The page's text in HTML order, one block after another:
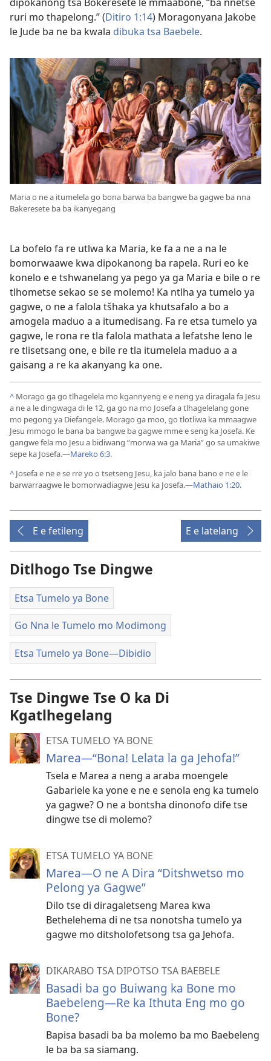
ruri mo thapelong.” (Ditiro 1:14) Moragonyana Jakobe
le Jude ba ne ba kwala dibuka tsa Baebele.
Maria o ne a itumelela go bona barwa ba bangwe ba gagwe ba nna
Bakeresete ba ba ikanyegang
La bofelo fa re utlwa ka Maria, ke fa a ne a na le
bomorwaawe kwa dipokanong ba rapela. Ruri eo ke
konelo e e tshwanelang ya pego ya ga Maria e bile o re
tlhometse sekao se se molemo! Ka ntlha ya tumelo ya
gagwe, o ne a falola tšhaka ya khutsafalo a bo a
amogela maduo a a itumedisang. Fa re etsa tumelo ya
gagwe, le rona re tla falola mathata a lefatshe leno le
re tlisetsang one, e bile re tla itumelela maduo a a
gaisang a re ka akanyang ka one.
^ Morago ga go tlhagelela mo kgannyeng e e neng ya diragala fa Jesu
a ne a le dingwaga di le 12, ga go na mo Josefa a tlhagelelang gone
mo pegong ya Diefangele. Morago ga moo, go tlotliwa ka mmaagwe
Jesu mmogo le bana ba bangwe ba gagwe mme e seng ka Josefa. Ke
gangwe fela mo Jesu a bidiwang “morwa wa ga Maria” go sa umakiwe
sepe ka Josefa.—Mareko 6:3.
^ Josefa e ne e se rre yo o tsetseng Jesu, ka jalo bana bano e ne e le
barwarraagwe le bomorwadiagwe Jesu ka Josefa.—Mathaio 1:20.
E e fetileng E e latelang
Ditlhogo Tse Dingwe
Etsa Tumelo ya Bone
Go Nna le Tumelo mo Modimong
Etsa Tumelo ya Bone​—Dibidio
Tse Dingwe Tse O ka Di
Kgatlhegelang
ETSA TUMELO YA BONE
Marea—“Bona! Lelata la ga Jehofa!”
Tsela e Marea a neng a araba moengele
Gabariele ka yone e ne e senola eng ka tumelo
ya gagwe? O ne a bontsha dinonofo dife tse
dingwe tse di molemo?
ETSA TUMELO YA BONE
Marea—O ne A Dira “Ditshwetso mo
Pelong ya Gagwe”
Dilo tse di diragaletseng Marea kwa
Bethelehema di ne tsa nonotsha tumelo ya
gagwe mo ditsholofetsong tsa ga Jehofa.
DIKARABO TSA DIPOTSO TSA BAEBELE
Basadi ba go Buiwang ka Bone mo
Baebeleng—Re ka Ithuta Eng mo go
Bone?
Bapisa basadi ba ba molemo ba mo Baebeleng
le ba ba sa siamang.